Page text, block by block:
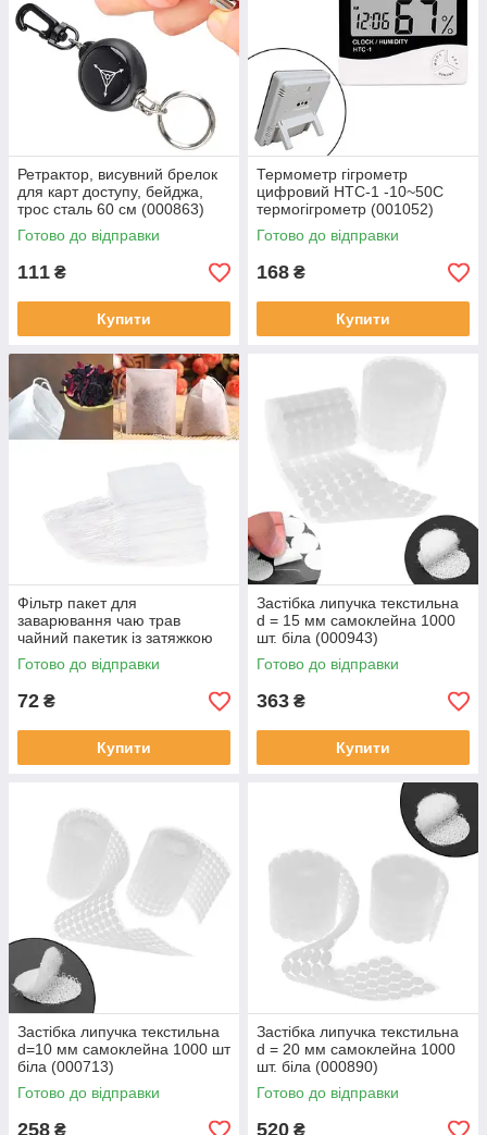
Ретрактор, висувний брелок
для карт доступу, бейджа,
трос сталь 60 см (000863)
Готово до відправки
111 ₴
Купити
Термометр гігрометр
цифровий HTC-1 -10~50C
термогігрометр (001052)
Готово до відправки
168 ₴
Купити
Фільтр пакет для
заварювання чаю трав
чайний пакетик із затяжкою
100 шт (000750)
Готово до відправки
72 ₴
Купити
Застібка липучка текстильна
d = 15 мм самоклейна 1000
шт. біла (000943)
Готово до відправки
363 ₴
Купити
Застібка липучка текстильна
d=10 мм самоклейна 1000 шт
біла (000713)
Готово до відправки
258 ₴
Застібка липучка текстильна
d = 20 мм самоклейна 1000
шт. біла (000890)
Готово до відправки
520 ₴